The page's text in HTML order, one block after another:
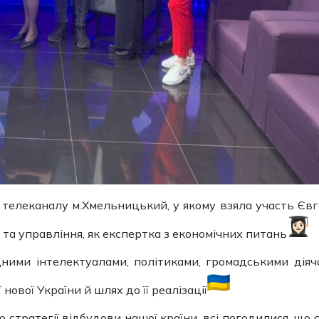
м.Хмельницький, у якому взяла участь
управління, як експертка з економічних питань
інтелектуалами, політиками, громадськими
України й шлях до її реалізації